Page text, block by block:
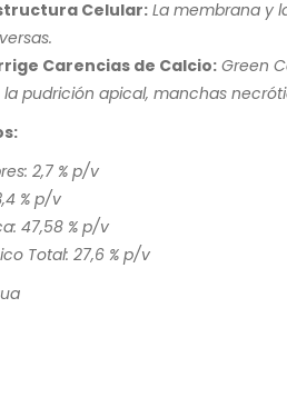
Celular: La membrana y
Carencias de Calcio:Green
pudrición apical, manchas
2,7 % p/v
% p/v
47,58 % p/v
Total: 27,6 % p/v